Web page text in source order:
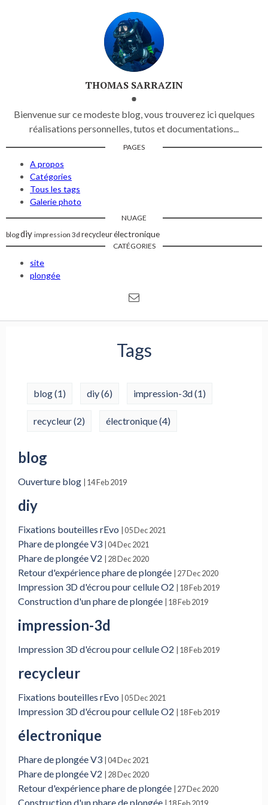
THOMAS SARRAZIN
Bienvenue sur ce modeste blog, vous trouverez ici quelques
réalisations personnelles, tutos et documentations...
PAGES
A propos
Catégories
Tous les tags
Galerie photo
NUAGE
blogdiy impression 3d recycleurélectronique
CATÉGORIES
site
plongée
Tags
blog(1) diy(6) impression-3d(1)
recycleur(2) électronique(4)
blog
Ouverture blog | 14 Feb 2019
diy
Fixations bouteilles rEvo | 05 Dec 2021
Phare de plongée V3 | 04 Dec 2021
Phare de plongée V2 | 28 Dec 2020
Retour d'expérience phare de plongée | 27 Dec 2020
Impression 3D d'écrou pour cellule O2 | 18 Feb 2019
Construction d'un phare de plongée | 18 Feb 2019
impression-3d
Impression 3D d'écrou pour cellule O2 | 18 Feb 2019
recycleur
Fixations bouteilles rEvo | 05 Dec 2021
Impression 3D d'écrou pour cellule O2 | 18 Feb 2019
électronique
Phare de plongée V3 | 04 Dec 2021
Phare de plongée V2 | 28 Dec 2020
Retour d'expérience phare de plongée | 27 Dec 2020
Construction d'un phare de plongée